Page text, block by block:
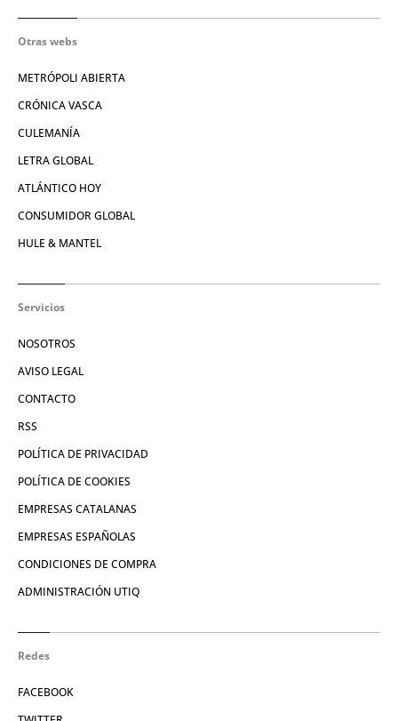
Otras webs
METRÓPOLI ABIERTA
CRÓNICA VASCA
CULEMANÍA
LETRA GLOBAL
ATLÁNTICO HOY
CONSUMIDOR GLOBAL
HULE & MANTEL
Servicios
NOSOTROS
AVISO LEGAL
CONTACTO
RSS
POLÍTICA DE PRIVACIDAD
POLÍTICA DE COOKIES
EMPRESAS CATALANAS
EMPRESAS ESPAÑOLAS
CONDICIONES DE COMPRA
ADMINISTRACIÓN UTIQ
Redes
FACEBOOK